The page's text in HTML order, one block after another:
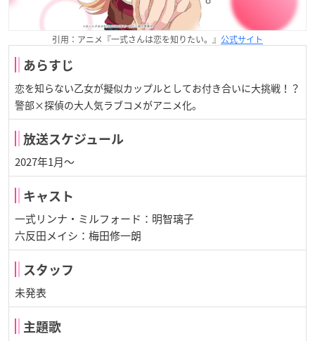
引用：アニメ『一式さんは恋を知りたい。』 公式サイト
あらすじ
恋を知らない乙女が擬似カップルとしてお付き合いに大挑戦！？
警部×探偵の大人気ラブコメがアニメ化。
放送スケジュール
2027年1月～
キャスト
一式リンナ・ミルフォード：明智璃子
六反田メイシ：梅田修一朗
スタッフ
未発表
主題歌